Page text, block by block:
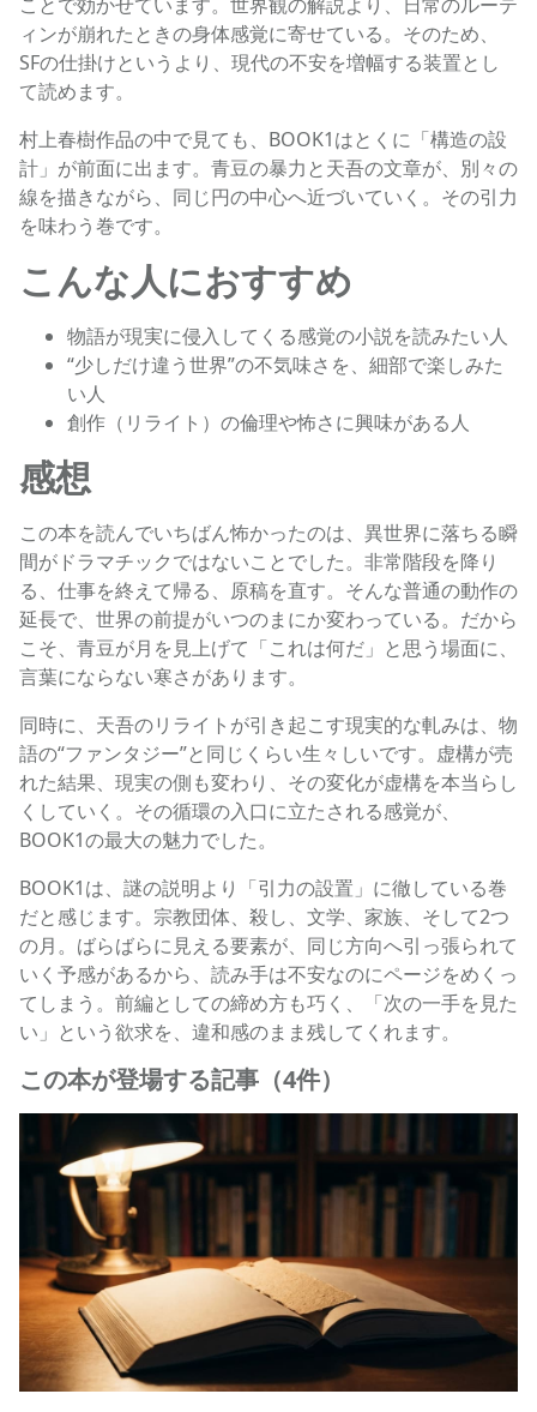
ィンが崩れたときの身体感覚に寄せている。そのため、
SFの仕掛けというより、現代の不安を増幅する装置とし
て読めます。
村上春樹作品の中で見ても、BOOK1はとくに「構造の設
計」が前面に出ます。青豆の暴力と天吾の文章が、別々の
線を描きながら、同じ円の中心へ近づいていく。その引力
を味わう巻です。
こんな人におすすめ
物語が現実に侵入してくる感覚の小説を読みたい人
“少しだけ違う世界”の不気味さを、細部で楽しみた
い人
創作（リライト）の倫理や怖さに興味がある人
感想
この本を読んでいちばん怖かったのは、異世界に落ちる瞬
間がドラマチックではないことでした。非常階段を降り
る、仕事を終えて帰る、原稿を直す。そんな普通の動作の
延長で、世界の前提がいつのまにか変わっている。だから
こそ、青豆が月を見上げて「これは何だ」と思う場面に、
言葉にならない寒さがあります。
同時に、天吾のリライトが引き起こす現実的な軋みは、物
語の“ファンタジー”と同じくらい生々しいです。虚構が売
れた結果、現実の側も変わり、その変化が虚構を本当らし
くしていく。その循環の入口に立たされる感覚が、
BOOK1の最大の魅力でした。
BOOK1は、謎の説明より「引力の設置」に徹している巻
だと感じます。宗教団体、殺し、文学、家族、そして2つ
の月。ばらばらに見える要素が、同じ方向へ引っ張られて
いく予感があるから、読み手は不安なのにページをめくっ
てしまう。前編としての締め方も巧く、「次の一手を見た
い」という欲求を、違和感のまま残してくれます。
この本が登場する記事（4件）